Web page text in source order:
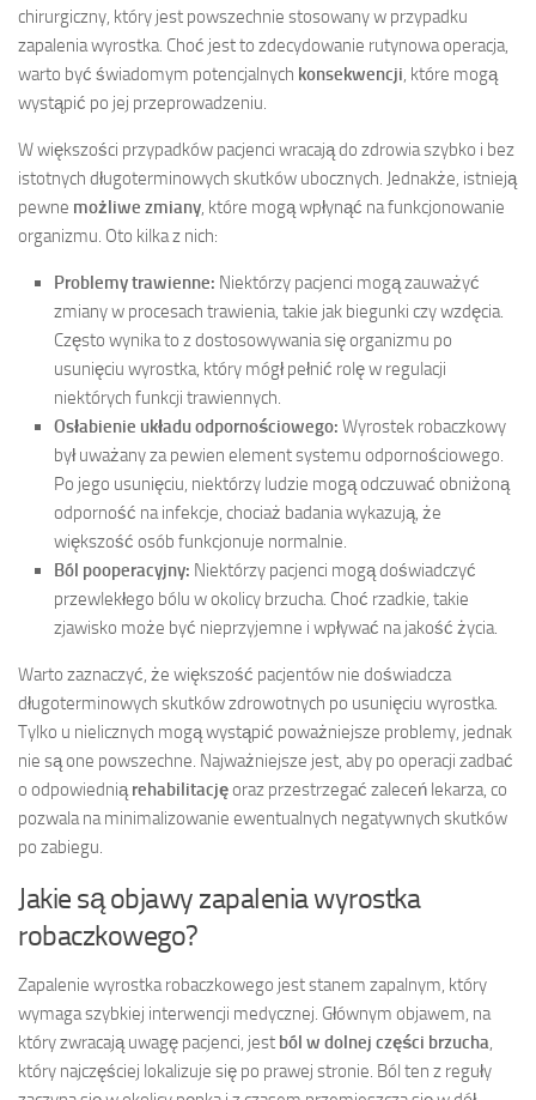
chirurgiczny, który jest powszechnie stosowany w przypadku
zapalenia wyrostka. Choć jest to zdecydowanie rutynowa operacja,
warto być świadomym potencjalnych konsekwencji, które mogą
wystąpić po jej przeprowadzeniu.
W większości przypadków pacjenci wracają do zdrowia szybko i bez
istotnych długoterminowych skutków ubocznych. Jednakże, istnieją
pewne możliwe zmiany, które mogą wpłynąć na funkcjonowanie
organizmu. Oto kilka z nich:
Problemy trawienne: Niektórzy pacjenci mogą zauważyć
zmiany w procesach trawienia, takie jak biegunki czy wzdęcia.
Często wynika to z dostosowywania się organizmu po
usunięciu wyrostka, który mógł pełnić rolę w regulacji
niektórych funkcji trawiennych.
Osłabienie układu odpornościowego: Wyrostek robaczkowy
był uważany za pewien element systemu odpornościowego.
Po jego usunięciu, niektórzy ludzie mogą odczuwać obniżoną
odporność na infekcje, chociaż badania wykazują, że
większość osób funkcjonuje normalnie.
Ból pooperacyjny: Niektórzy pacjenci mogą doświadczyć
przewlekłego bólu w okolicy brzucha. Choć rzadkie, takie
zjawisko może być nieprzyjemne i wpływać na jakość życia.
Warto zaznaczyć, że większość pacjentów nie doświadcza
długoterminowych skutków zdrowotnych po usunięciu wyrostka.
Tylko u nielicznych mogą wystąpić poważniejsze problemy, jednak
nie są one powszechne. Najważniejsze jest, aby po operacji zadbać
o odpowiedniąrehabilitacjęoraz przestrzegać zaleceń lekarza, co
pozwala na minimalizowanie ewentualnych negatywnych skutków
po zabiegu.
Jakie są objawy zapalenia wyrostka
robaczkowego?
Zapalenie wyrostka robaczkowego jest stanem zapalnym, który
wymaga szybkiej interwencji medycznej. Głównym objawem, na
który zwracają uwagę pacjenci, jest ból w dolnej części brzucha,
który najczęściej lokalizuje się po prawej stronie. Ból ten z reguły